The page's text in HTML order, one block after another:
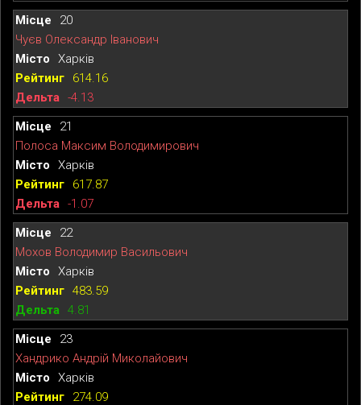
20
Чуєв Олександр Іванович
Харків
614.16
-4.13
21
Полоса Максим Володимирович
Харків
617.87
-1.07
22
Мохов Володимир Васильович
Харків
483.59
4.81
23
Хандрико Андрій Миколайович
Харків
274.09